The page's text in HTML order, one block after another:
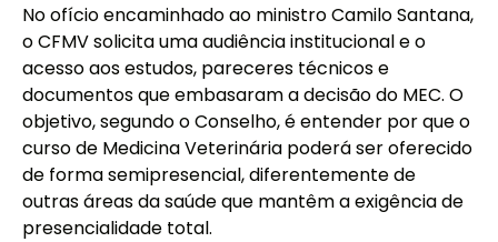
No ofício encaminhado ao ministro Camilo Santana,
o CFMV solicita uma audiência institucional e o
acesso aos estudos, pareceres técnicos e
documentos que embasaram a decisão do MEC. O
objetivo, segundo o Conselho, é entender por que o
curso de Medicina Veterinária poderá ser oferecido
de forma semipresencial, diferentemente de
outras áreas da saúde que mantêm a exigência de
presencialidade total.